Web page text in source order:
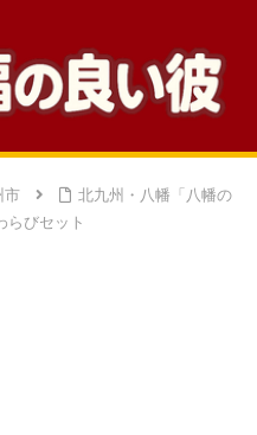
市
北九州・八幡「八幡の
らびセット